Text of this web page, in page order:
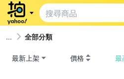
全部分類
最新上架 價格 最